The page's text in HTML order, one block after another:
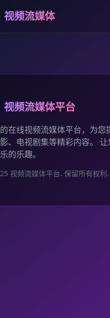
视频流媒体
视频流媒体平台
在线视频流媒体平台，为
、电视剧集等精彩内容。
的乐趣。
视频流媒体平台. 保留所有权利.